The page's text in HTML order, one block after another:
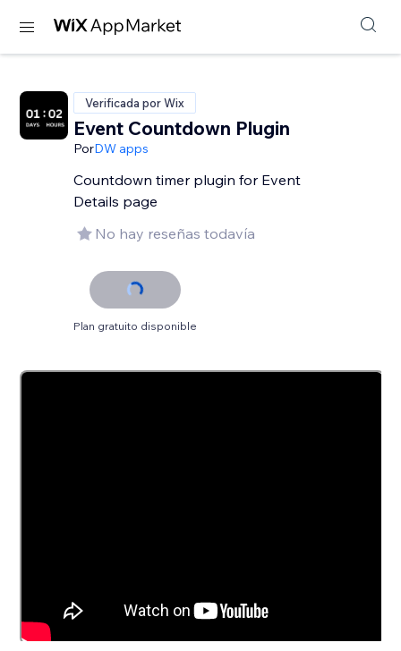
Verificada por Wix
Event Countdown Plugin
PorDW apps
Countdown timer plugin for Event
Details page
No hay reseñas todavía
Plan gratuito disponible